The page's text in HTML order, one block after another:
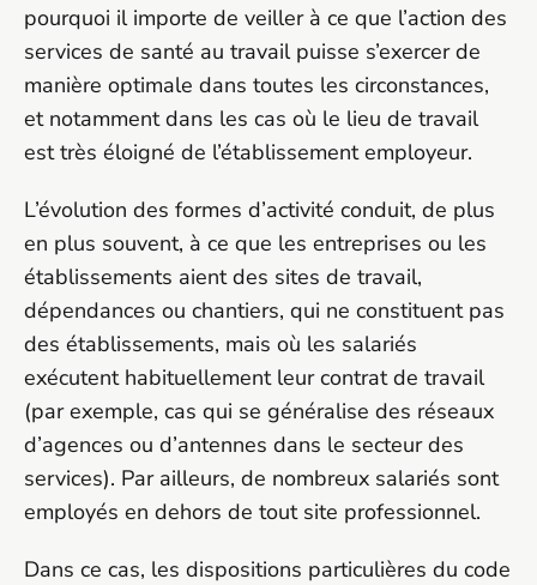
pourquoi il importe de veiller à ce que l’action des
services de santé au travail puisse s’exercer de
manière optimale dans toutes les circonstances,
et notamment dans les cas où le lieu de travail
est très éloigné de l’établissement employeur.
L’évolution des formes d’activité conduit, de plus
en plus souvent, à ce que les entreprises ou les
établissements aient des sites de travail,
dépendances ou chantiers, qui ne constituent pas
des établissements, mais où les salariés
exécutent habituellement leur contrat de travail
(par exemple, cas qui se généralise des réseaux
d’agences ou d’antennes dans le secteur des
services). Par ailleurs, de nombreux salariés sont
employés en dehors de tout site professionnel.
Dans ce cas, les dispositions particulières du code